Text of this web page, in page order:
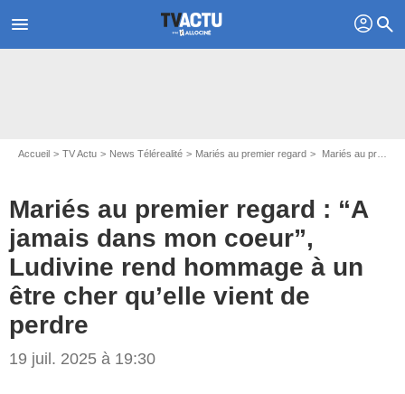
menu profil search
Accueil TV Actu News Télérealité Mariés au premier regard Mariés au premier regard : “A jamais dans mon coeur”, Ludivine rend hommage à un être cher qu’elle vient de perdre
Mariés au premier regard : “A
jamais dans mon coeur”,
Ludivine rend hommage à un
être cher qu’elle vient de
perdre
19 juil. 2025 à 19:30